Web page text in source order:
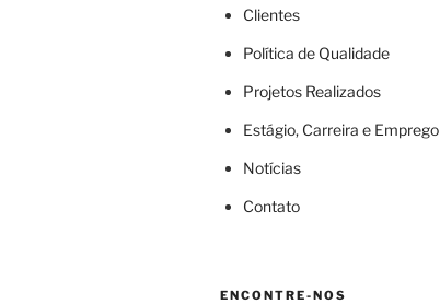
Clientes
Política de Qualidade
Projetos Realizados
Estágio, Carreira e Emprego
Notícias
Contato
ENCONTRE-NOS